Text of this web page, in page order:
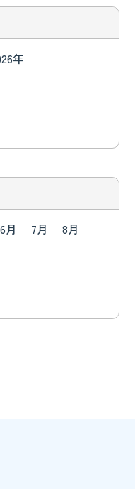
年
6月 7月
8月